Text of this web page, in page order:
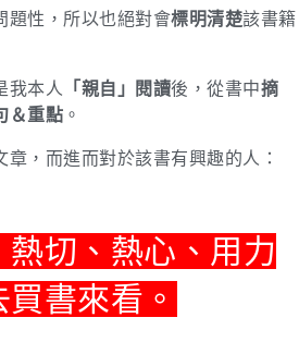
題性，所以也絕對會標明清楚該書籍
我本人 「親自」閱讀後，從書中摘
＆重點 。
，而進而對於該書有興趣的人：
切、熱心、用力
書來看。